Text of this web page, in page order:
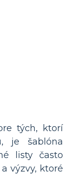
tých, ktorí
je šablóna
listy často
výzvy, ktoré